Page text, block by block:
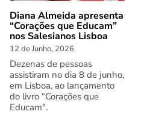
Diana Almeida apresenta
“Corações que Educam”
nos Salesianos Lisboa
12 de Junho, 2026
Dezenas de pessoas
assistiram no dia 8 de junho,
em Lisboa, ao lançamento
do livro “Corações que
Educam".